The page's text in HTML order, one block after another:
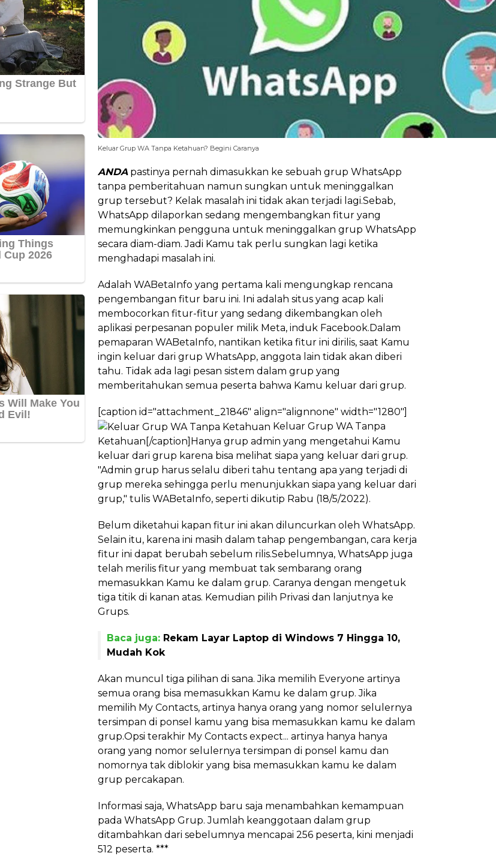
Keluar Grup WA Tanpa Ketahuan? Begini Caranya
ANDApastinya pernah dimasukkan ke sebuah grup WhatsApp
tanpa pemberitahuan namun sungkan untuk meninggalkan
grup tersebut? Kelak masalah ini tidak akan terjadi lagi.Sebab,
WhatsApp dilaporkan sedang mengembangkan fitur yang
memungkinkan pengguna untuk meninggalkan grup WhatsApp
secara diam-diam. Jadi Kamu tak perlu sungkan lagi ketika
menghadapi masalah ini.
Adalah WABetaInfo yang pertama kali mengungkap rencana
pengembangan fitur baru ini. Ini adalah situs yang acap kali
membocorkan fitur-fitur yang sedang dikembangkan oleh
aplikasi perpesanan populer milik Meta, induk Facebook.Dalam
pemaparan WABetaInfo, nantikan ketika fitur ini dirilis, saat Kamu
ingin keluar dari grup WhatsApp, anggota lain tidak akan diberi
tahu. Tidak ada lagi pesan sistem dalam grup yang
memberitahukan semua peserta bahwa Kamu keluar dari grup.
[caption id="attachment_21846" align="alignnone" width="1280"]
Keluar Grup WA Tanpa
Ketahuan[/caption]Hanya grup admin yang mengetahui Kamu
keluar dari grup karena bisa melihat siapa yang keluar dari grup.
"Admin grup harus selalu diberi tahu tentang apa yang terjadi di
grup mereka sehingga perlu menunjukkan siapa yang keluar dari
grup," tulis WABetaInfo, seperti dikutip Rabu (18/5/2022).
Belum diketahui kapan fitur ini akan diluncurkan oleh WhatsApp.
Selain itu, karena ini masih dalam tahap pengembangan, cara kerja
fitur ini dapat berubah sebelum rilis.Sebelumnya, WhatsApp juga
telah merilis fitur yang membuat tak sembarang orang
memasukkan Kamu ke dalam grup. Caranya dengan mengetuk
tiga titik di kanan atas. Kemudian pilih Privasi dan lanjutnya ke
Grups.
Baca juga: Rekam Layar Laptop di Windows 7 Hingga 10,
Mudah Kok
Akan muncul tiga pilihan di sana. Jika memilih Everyone artinya
semua orang bisa memasukkan Kamu ke dalam grup. Jika
memilih My Contacts, artinya hanya orang yang nomor selulernya
tersimpan di ponsel kamu yang bisa memasukkan kamu ke dalam
grup.Opsi terakhir My Contacts expect... artinya hanya hanya
orang yang nomor selulernya tersimpan di ponsel kamu dan
nomornya tak diblokir yang bisa memasukkan kamu ke dalam
grup percakapan.
Informasi saja, WhatsApp baru saja menambahkan kemampuan
pada WhatsApp Grup. Jumlah keanggotaan dalam grup
ditambahkan dari sebelumnya mencapai 256 peserta, kini menjadi
512 peserta. ***